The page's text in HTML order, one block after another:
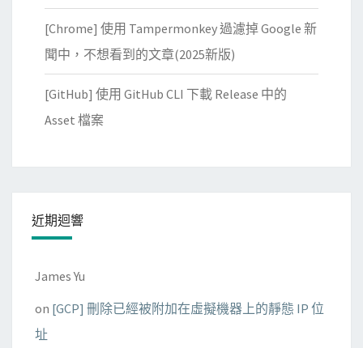
[Chrome] 使用 Tampermonkey 過濾掉 Google 新
聞中，不想看到的文章(2025新版)
[GitHub] 使用 GitHub CLI 下載 Release 中的
Asset 檔案
近期迴響
James Yu
on [GCP] 刪除已經被附加在虛擬機器上的靜態 IP 位
址